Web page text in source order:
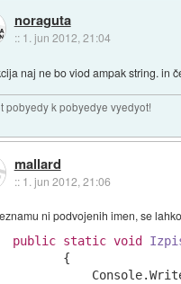
noraguta
:: 1. jun 2012, 21:04
naj ne bo viod ampak string. in
pobyedy k pobyedye vyedyot!
mallard
:: 1. jun 2012, 21:06
ni podvojenih imen, se
public static void
        {